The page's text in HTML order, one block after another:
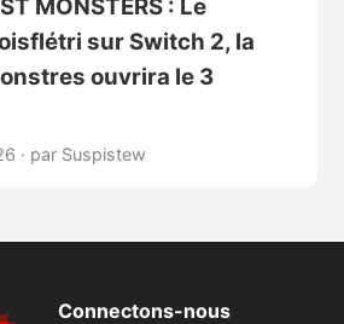
MONSTERS : Le
sur Switch 2, la
ouvrira le 3
· par Suspistew
Connectons-nous